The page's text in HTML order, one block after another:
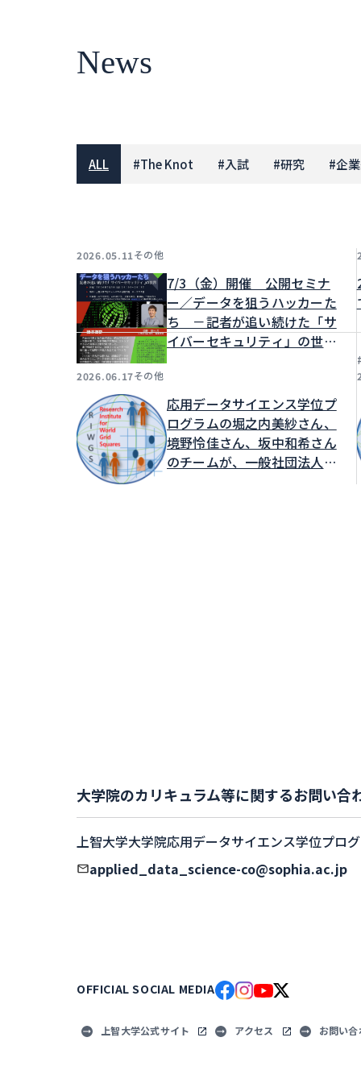
News
ALL #The Knot #入試 #研究 #企
2026.05.11その他
7/3（金）開催 公開セミナ
ー／データを狙うハッカーた
ち －記者が追い続けた「サ
イバーセキュリティ」の世
2026.06.17その他
応用データサイエンス学位プ
ログラムの堀之内美紗さん、
境野怜佳さん、坂中和希さん
のチームが、一般社団法人世
大学院のカリキュラム等に関するお問い合
上智大学大学院応用データサイエンス学位プロ
applied_data_science-co@sophia.ac.jp
OFFICIAL SOCIAL MEDIA
上智大学公式サイト アクセス お問い